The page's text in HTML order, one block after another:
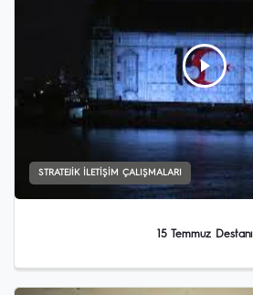
STRATEJIK İLETIŞIM ÇALIŞMALARI
15 Temmuz Destanı